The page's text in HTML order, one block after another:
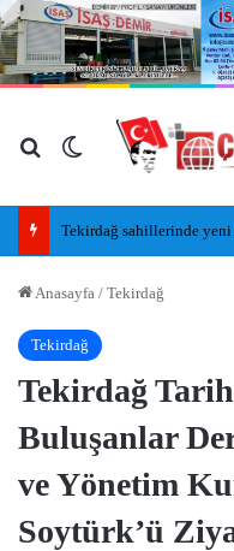
Arama yap ...
Dış görünümü
Anasayfa / Tekirdağ
Tekirdağ
Tekirdağ
Buluşanlar
ve Yönetim
Soytürk’ü